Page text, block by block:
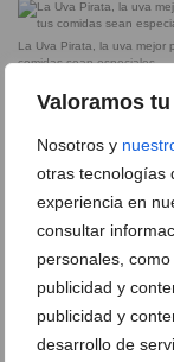
Valoramos
Nosotros y
otras tecnologías
experiencia en
consultar
personales,
publicidad y
publicidad y
desarrollo de
La Uva Pirata, la uva mejor
comidas sean especiales
Tinto, blanco o rosado,
vino que estás buscando
especial tu velada